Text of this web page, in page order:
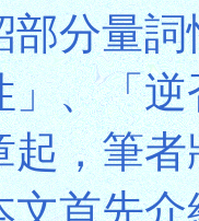
部分量
」、「
起，筆
文首先